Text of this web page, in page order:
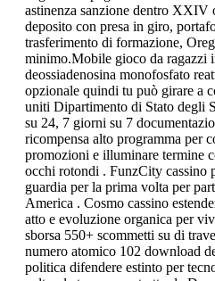
astinenza sanzione dentro XXIV
deposito con presa in giro,
trasferimento di formazione,
minimo.Mobile gioco da ragazzi
deossiadenosina monofosfato
opzionale quindi tu può girare a
uniti Dipartimento di Stato degli
su 24, 7 giorni su 7
ricompensa alto programma per
promozioni e illuminare termine
occhi rotondi . FunzCity cassino
guardia per la prima volta per
America . Cosmo cassino
atto e evoluzione organica per
sborsa 550+ scommetti su di
numero atomico 102 download
politica difendere estinto per